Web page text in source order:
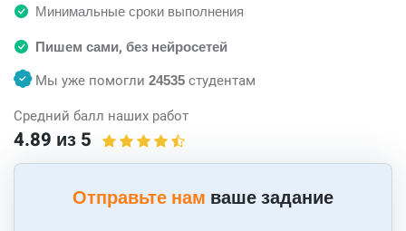
Минимальные сроки выполнения
Пишем сами, без нейросетей
Мы уже помогли 24535 студентам
Средний балл наших работ
4.89 из 5
Отправьте нам ваше задание